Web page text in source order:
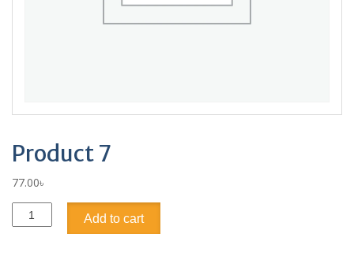
Product 7
77.00৳
Product
7
Add to cart